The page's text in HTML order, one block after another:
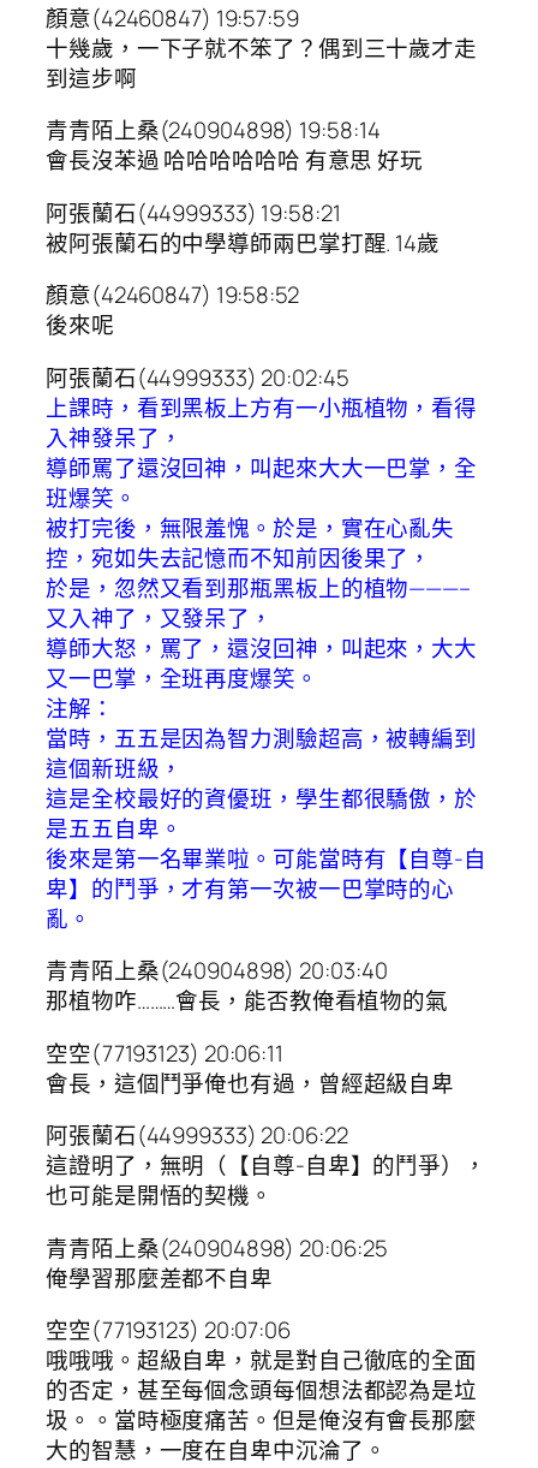
顏意(42460847) 19:57:59
十幾歲，一下子就不笨了？偶到三十歲才走
到這步啊
青青陌上桑(240904898) 19:58:14
會長沒苯過 哈哈哈哈哈哈 有意思 好玩
阿張蘭石(44999333) 19:58:21
被阿張蘭石的中學導師兩巴掌打醒. 14歲
顏意(42460847) 19:58:52
後來呢
阿張蘭石(44999333) 20:02:45
上課時，看到黑板上方有一小瓶植物，看得
入神發呆了，
導師罵了還沒回神，叫起來大大一巴掌，全
班爆笑。
被打完後，無限羞愧。於是，實在心亂失
控，宛如失去記憶而不知前因後果了，
於是，忽然又看到那瓶黑板上的植物———–
又入神了，又發呆了，
導師大怒，罵了，還沒回神，叫起來，大大
又一巴掌，全班再度爆笑。
注解：
當時，五五是因為智力測驗超高，被轉編到
這個新班級，
這是全校最好的資優班，學生都很驕傲，於
是五五自卑。
後來是第一名畢業啦。可能當時有【自尊-自
卑】的鬥爭，才有第一次被一巴掌時的心
亂。
青青陌上桑(240904898) 20:03:40
那植物咋………會長，能否教俺看植物的氣
空空(77193123) 20:06:11
會長，這個鬥爭俺也有過，曾經超級自卑
阿張蘭石(44999333) 20:06:22
這證明了，無明（【自尊-自卑】的鬥爭），
也可能是開悟的契機。
青青陌上桑(240904898) 20:06:25
俺學習那麼差都不自卑
空空(77193123) 20:07:06
哦哦哦。超級自卑，就是對自己徹底的全面
的否定，甚至每個念頭每個想法都認為是垃
圾。。當時極度痛苦。但是俺沒有會長那麼
大的智慧，一度在自卑中沉淪了。